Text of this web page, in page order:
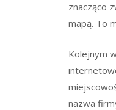
znacząco
mapą. To
Kolejnym
nazwa